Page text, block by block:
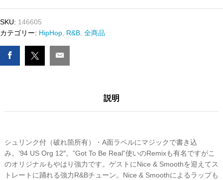
-
DO
YOU
WANNA
GET
SKU: 146605
カテゴリー: HipHop R&B 全商品
説明
シュリンク付（破れ箇所有）・A面ラベルにマジックで書き込
み。’94 US Org 12″。”Got To Be Real”使いのRemixも有名ですがこ
のオリジナルもやはり強力です。ゲストにNice & Smoothを迎えてス
トレートに踊れる強力R&Bチューン。Nice & Smoothによるラップも